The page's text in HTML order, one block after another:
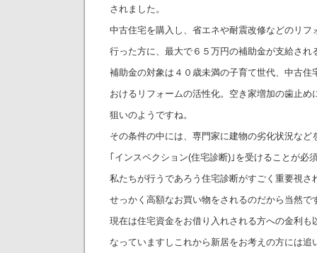
されました。
中古住宅を購入し、省エネや耐震改修などのリフ
行った方に、最大で６５万円の補助金が支給され
補助金の対象は４０歳未満の子育て世代、中古住
おけるリフォームの活性化。空き家増加の歯止め
狙いのようですね。
その条件の中には、専門家に建物の劣化状況など
｢インスペクション(住宅診断)｣を受けることが必
私たちが行うであろう住宅診断がすごく重要視さ
せっかく高額なお買い物をされるのだから当然で
現在は住宅資金をお借り入れされる方への金利も
なっていますしこれから新居をお考えの方には追